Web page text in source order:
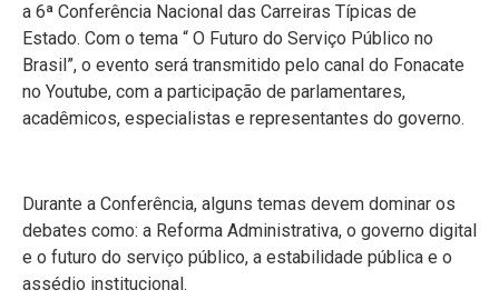
a 6ª Conferência Nacional das Carreiras Típicas de
Estado. Com o tema “ O Futuro do Serviço Público no
Brasil”, o evento será transmitido pelo canal do Fonacate
no Youtube, com a participação de parlamentares,
acadêmicos, especialistas e representantes do governo.
Durante a Conferência, alguns temas devem dominar os
debates como: a Reforma Administrativa, o governo digital
e o futuro do serviço público, a estabilidade pública e o
assédio institucional.